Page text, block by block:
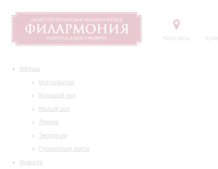
Контакты
Афиша
Все события
Большой зал
Малый зал
Лекции
Экскурсии
Пушкинская карта
Новости